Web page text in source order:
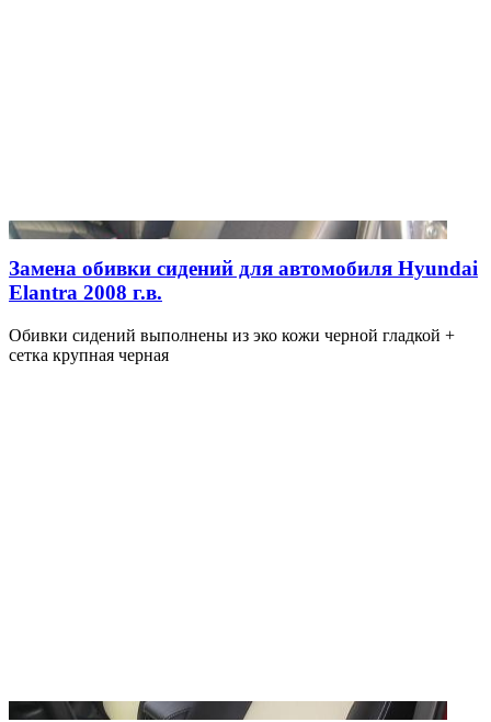
Замена обивки сидений для автомобиля Hyundai
Elantra 2008 г.в.
Обивки сидений выполнены из эко кожи черной гладкой +
сетка крупная черная